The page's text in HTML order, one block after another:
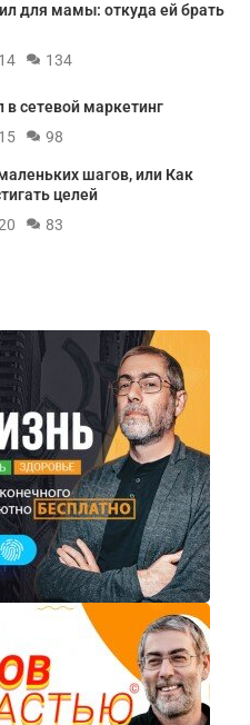
для мамы: откуда ей брать
134
в сетевой маркетинг
98
шагов, или Как
целей
83